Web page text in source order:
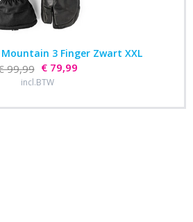
3 Finger Zwart XXL
99,99 € 79,99
incl.BTW